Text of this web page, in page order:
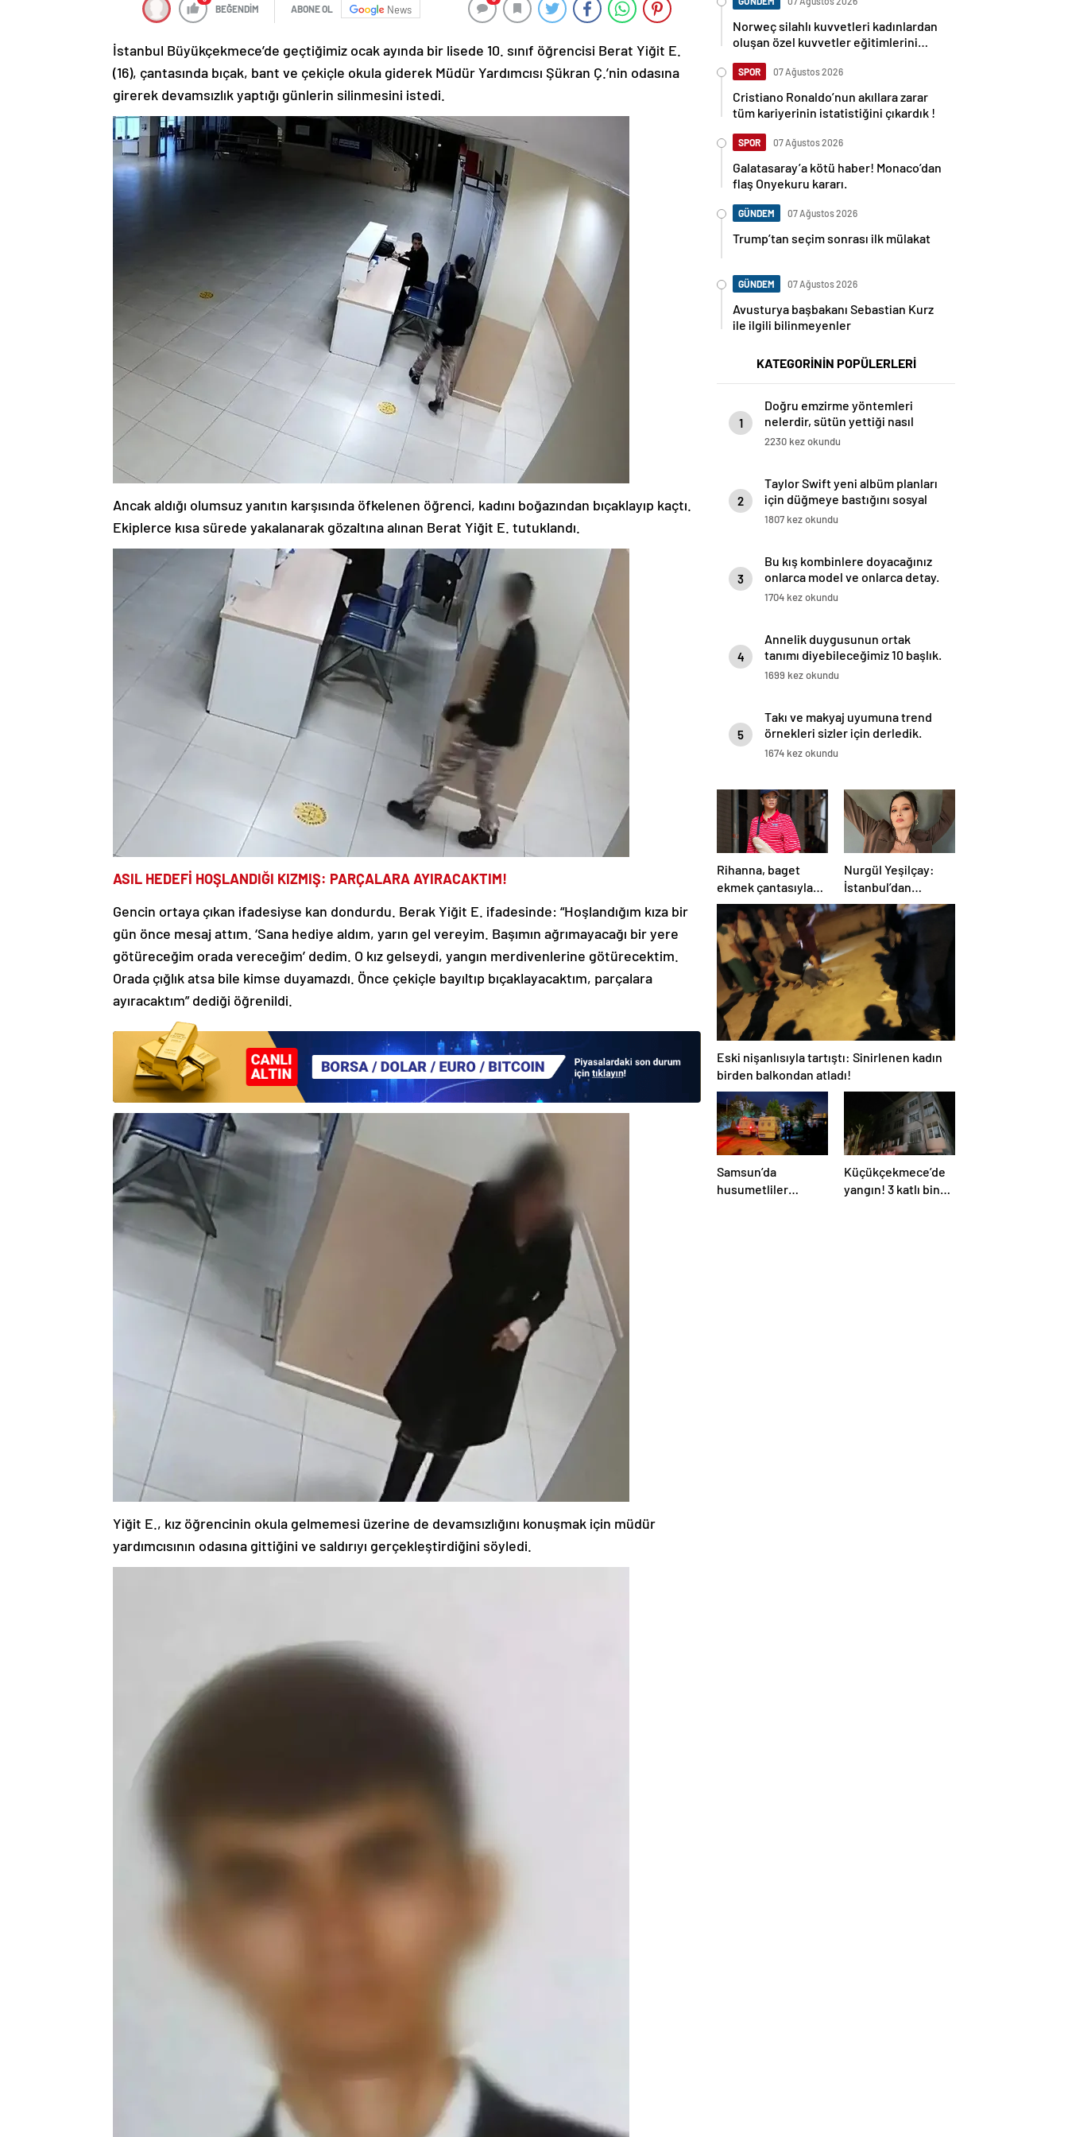
BEĞENDİM ABONE OL News
İstanbul Büyükçekmece’de geçtiğimiz ocak ayında bir lisede 10. sınıf öğrencisi Berat Yiğit E.
(16), çantasında bıçak, bant ve çekiçle okula giderek Müdür Yardımcısı Şükran Ç.’nin odasına
girerek devamsızlık yaptığı günlerin silinmesini istedi.
Ancak aldığı olumsuz yanıtın karşısında öfkelenen öğrenci, kadını boğazından bıçaklayıp kaçtı.
Ekiplerce kısa sürede yakalanarak gözaltına alınan Berat Yiğit E. tutuklandı.
ASIL HEDEFİ HOŞLANDIĞI KIZMIŞ: PARÇALARA AYIRACAKTIM!
Gencin ortaya çıkan ifadesiyse kan dondurdu. Berak Yiğit E. ifadesinde: “Hoşlandığım kıza bir
gün önce mesaj attım. ‘Sana hediye aldım, yarın gel vereyim. Başımın ağrımayacağı bir yere
götüreceğim orada vereceğim’ dedim. O kız gelseydi, yangın merdivenlerine götürecektim.
Orada çığlık atsa bile kimse duyamazdı. Önce çekiçle bayıltıp bıçaklayacaktım, parçalara
ayıracaktım” dediği öğrenildi.
Yiğit E., kız öğrencinin okula gelmemesi üzerine de devamsızlığını konuşmak için müdür
yardımcısının odasına gittiğini ve saldırıyı gerçekleştirdiğini söyledi.
Norweç silahlı kuvvetleri kadınlardan
oluşan özel kuvvetler eğitimlerini
SPOR 07 Ağustos 2026
Cristiano Ronaldo’nun akıllara zarar
tüm kariyerinin istatistiğini çıkardık !
SPOR 07 Ağustos 2026
Galatasaray’a kötü haber! Monaco’dan
flaş Onyekuru kararı.
GÜNDEM 07 Ağustos 2026
Trump’tan seçim sonrası ilk mülakat
GÜNDEM 07 Ağustos 2026
Avusturya başbakanı Sebastian Kurz
ile ilgili bilinmeyenler
KATEGORİNİN POPÜLERLERİ
1
Doğru emzirme yöntemleri
nelerdir, sütün yettiği nasıl
anlaşılır?
2230 kez okundu
2
Taylor Swift yeni albüm planları
için düğmeye bastığını sosyal
medyadan duyurdu!
1807 kez okundu
3
Bu kış kombinlere doyacağınız
onlarca model ve onlarca detay.
1704 kez okundu
4
Annelik duygusunun ortak
tanımı diyebileceğimiz 10 başlık.
1699 kez okundu
5
Takı ve makyaj uyumuna trend
örnekleri sizler için derledik.
1674 kez okundu
Rihanna, baget
ekmek çantasıyla
dikkat çekti
Nurgül Yeşilçay:
İstanbul’dan
kaçmak yanlış mı?
Eski nişanlısıyla tartıştı: Sinirlenen kadın
birden balkondan atladı!
Samsun’da
husumetliler
Küçükçekmece’de
yangın! 3 katlı bina